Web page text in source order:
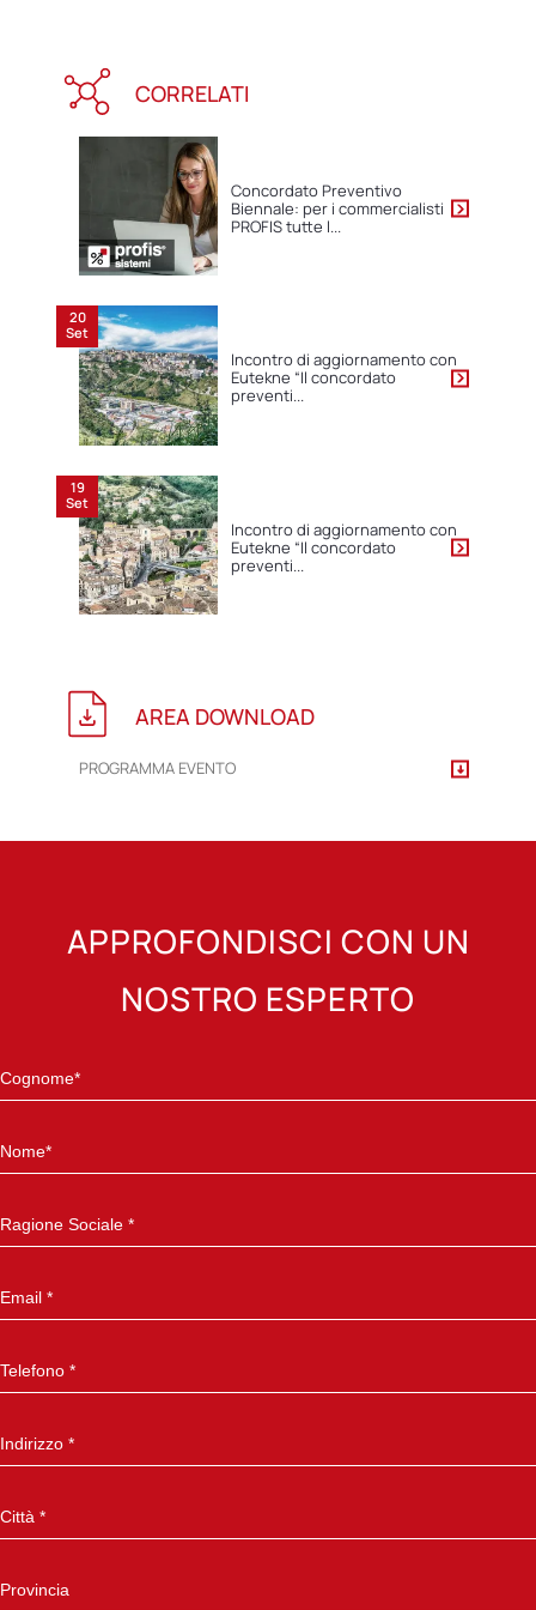
CORRELATI
Concordato Preventivo
Biennale: per i commercialisti
PROFIS tutte l...
20
Set
Incontro di aggiornamento con
Eutekne “Il concordato
preventi...
19
Set
Incontro di aggiornamento con
Eutekne “Il concordato
preventi...
AREA DOWNLOAD
PROGRAMMA EVENTO
APPROFONDISCI CON UN
NOSTRO ESPERTO